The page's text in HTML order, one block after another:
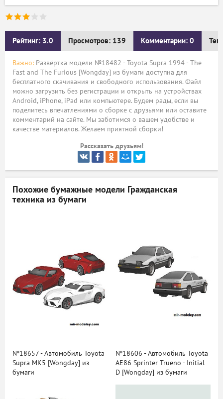
Рейтинг: 3.0 Просмотров: 139 Комментарии: 0
Важно: Развёртка модели №18482 - Toyota Supra 1994 - The
Fast and The Furious [Wongday] из бумаги доступна для
бесплатного скачивания и свободного использования. Файл
можно загрузить без регистрации и открыть на устройствах
Android, iPhone, iPad или компьютере. Будем рады, если вы
поделитесь впечатлениями о сборке с друзьями или оставите
комментарий на сайте. Мы заботимся о вашем удобстве и
качестве материалов. Желаем приятной сборки!
Рассказать друзьям!
Похожие бумажные модели Гражданская
техника из бумаги
№18657 - Автомобиль Toyota
Supra MK5 [Wongday] из
бумаги
№18606 - Автомобиль Toyota
AE86 Sprinter Trueno - Initial
D [Wongday] из бумаги